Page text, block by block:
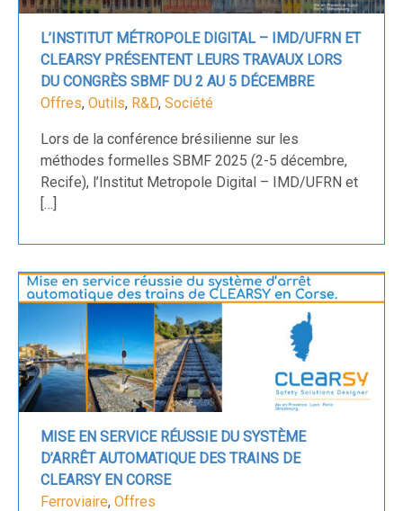
L’INSTITUT MÉTROPOLE DIGITAL – IMD/UFRN ET
CLEARSY PRÉSENTENT LEURS TRAVAUX LORS
DU CONGRÈS SBMF DU 2 AU 5 DÉCEMBRE
Offres, Outils, R&D, Société
Lors de la conférence brésilienne sur les
méthodes formelles SBMF 2025 (2-5 décembre,
Recife), l’Institut Metropole Digital – IMD/UFRN et
[…]
MISE EN SERVICE RÉUSSIE DU SYSTÈME
D’ARRÊT AUTOMATIQUE DES TRAINS DE
CLEARSY EN CORSE
Ferroviaire, Offres